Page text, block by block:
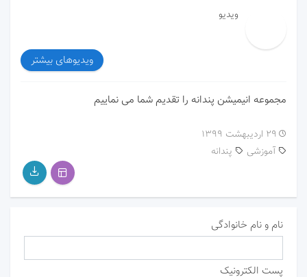
ویدیو
ویدیوهای بیشتر
مجموعه انیمیشن پندانه را تقدیم شما می نماییم
۲۹ اردیبهشت ۱۳۹۹
آموزشی
پندانه
نام و نام خانوادگی
پست الکترونیک